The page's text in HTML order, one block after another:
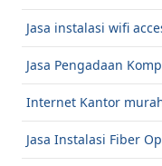
Jasa instalasi wifi
Jasa Pengadaan
Internet Kantor
Jasa Instalasi Fiber